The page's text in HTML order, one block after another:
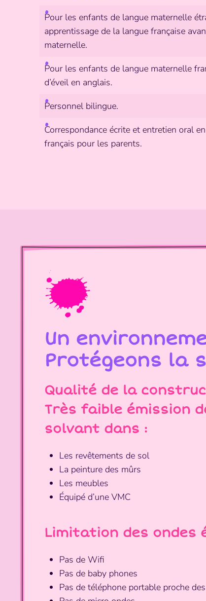
Pour les enfants de langue maternelle
apprentissage de la langue française
maternelle.
Pour les enfants de langue maternelle
d’éveil en anglais.
Personnel bilingue.
Correspondance écrite et entretien oral
français pour les parents.
Un
Protégeons la
Qualité de la
Très faible émission
solvant dans :
Les revêtements de sol
La peinture des mûrs
Les meubles
Équipé d’une VMC
Limitation des ondes
Pas de Wifi
Pas de baby phones
Pas de téléphone portable proche